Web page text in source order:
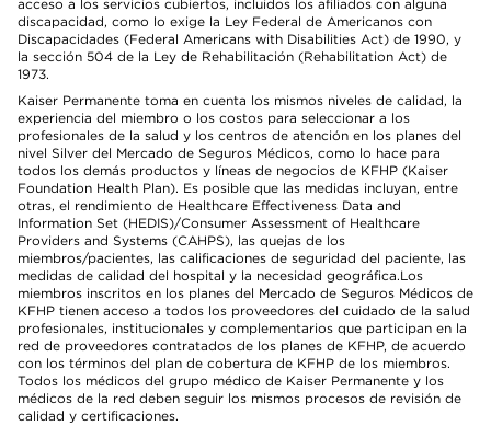
acceso a los servicios cubiertos, incluidos los afiliados con alguna
discapacidad, como lo exige la Ley Federal de Americanos con
Discapacidades (Federal Americans with Disabilities Act) de 1990, y
la sección 504 de la Ley de Rehabilitación (Rehabilitation Act) de
1973.
Kaiser Permanente toma en cuenta los mismos niveles de calidad, la
experiencia del miembro o los costos para seleccionar a los
profesionales de la salud y los centros de atención en los planes del
nivel Silver del Mercado de Seguros Médicos, como lo hace para
todos los demás productos y líneas de negocios de KFHP (Kaiser
Foundation Health Plan). Es posible que las medidas incluyan, entre
otras, el rendimiento de Healthcare Effectiveness Data and
Information Set (HEDIS)/Consumer Assessment of Healthcare
Providers and Systems (CAHPS), las quejas de los
miembros/pacientes, las calificaciones de seguridad del paciente, las
medidas de calidad del hospital y la necesidad geográfica.Los
miembros inscritos en los planes del Mercado de Seguros Médicos de
KFHP tienen acceso a todos los proveedores del cuidado de la salud
profesionales, institucionales y complementarios que participan en la
red de proveedores contratados de los planes de KFHP, de acuerdo
con los términos del plan de cobertura de KFHP de los miembros.
Todos los médicos del grupo médico de Kaiser Permanente y los
médicos de la red deben seguir los mismos procesos de revisión de
calidad y certificaciones.